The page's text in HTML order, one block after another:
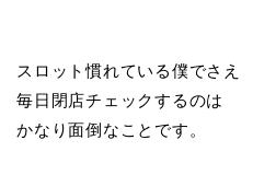
スロット慣れている僕でさえ
毎日閉店チェックするのは
かなり面倒なことです。